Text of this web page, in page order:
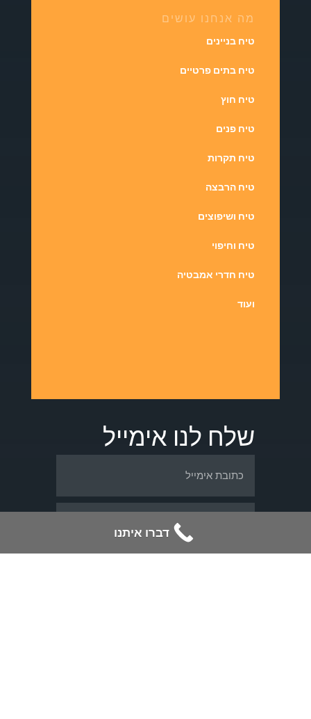
מה אנחנו עושים
טיח בניינים
טיח בתים פרטיים
טיח חוץ
טיח פנים
טיח תקרות
טיח הרבצה
טיח ושיפוצים
טיח וחיפוי
טיח חדרי אמבטיה
ועוד
שלח לנו אימייל
דברו איתנו